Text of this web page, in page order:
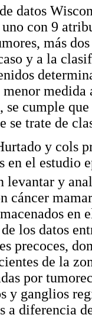
datos
con 9
más
y a la
se cumple
se trate de
y cols
en el estudio
levantar y
cáncer
en
los datos
precoces,
de la
por
y ganglios
a diferencia